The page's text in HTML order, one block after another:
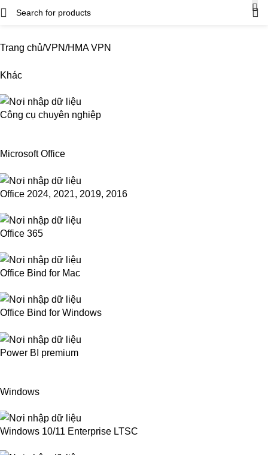
Trang chủ VPN HMA VPN
Khác
Công cụ chuyên nghiệp
Microsoft Office
Office 2024, 2021, 2019, 2016
Office 365
Office Bind for Mac
Office Bind for Windows
Power BI premium
Windows
Windows 10/11 Enterprise LTSC